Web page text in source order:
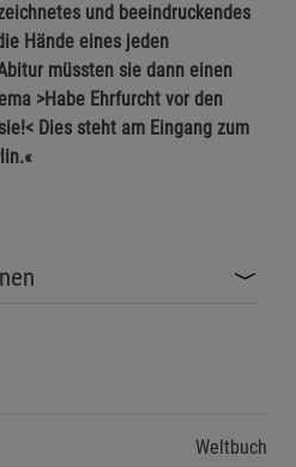
und beeindruckendes
Hände eines jeden
müssten sie dann einen
>Habe Ehrfurcht vor den
Dies steht am Eingang zum
Weltbuch
(1)
anzeigen